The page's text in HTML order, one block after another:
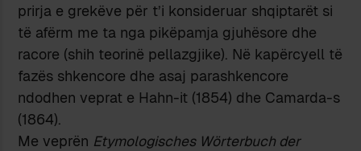
prirja e grekëve për t’i konsideruar shqiptarët si
të afërm me ta nga pikëpamja gjuhësore dhe
racore (shih teorinë pellazgjike). Në kapërcyell të
fazës shkencore dhe asaj parashkencore
ndodhen veprat e Hahn-it (1854) dhe Camarda-s
(1864).
Me veprën Etymologisches Wörterbuch der